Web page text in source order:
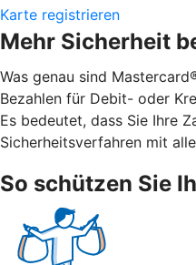
Karte registrieren
Mehr Sicherheit
Was genau sind
Bezahlen für Debit- oder
Es bedeutet, dass Sie Ihre
Sicherheitsverfahren mit
So schützen Sie